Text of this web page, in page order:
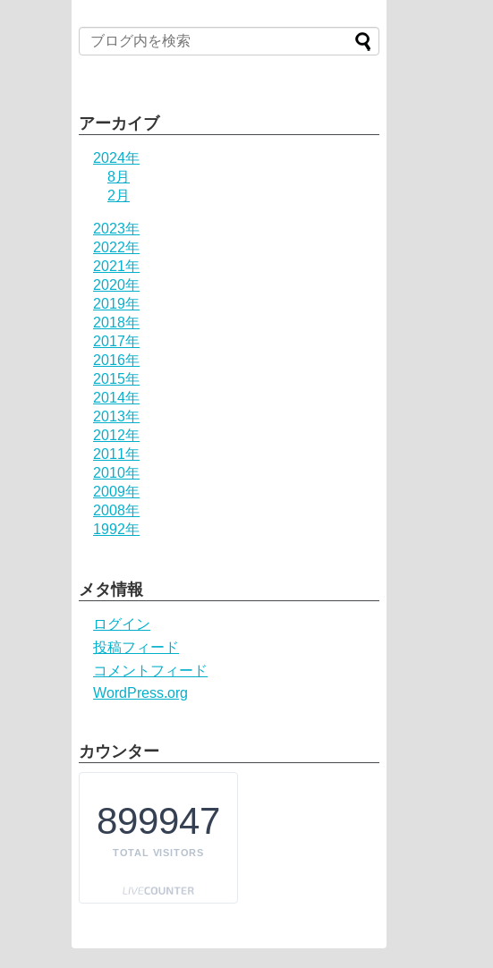
アーカイブ
2024年
8月
2月
2023年
2022年
2021年
2020年
2019年
2018年
2017年
2016年
2015年
2014年
2013年
2012年
2011年
2010年
2009年
2008年
1992年
メタ情報
ログイン
投稿フィード
コメントフィード
WordPress.org
カウンター
899947
TOTAL VISITORS